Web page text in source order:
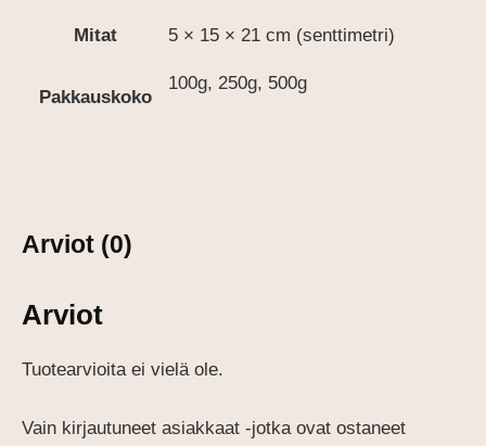
Mitat 5 × 15 × 21 cm (senttimetri)
Pakkauskoko
100g, 250g, 500g
Arviot (0)
Arviot
Tuotearvioita ei vielä ole.
Vain kirjautuneet asiakkaat -jotka ovat ostaneet